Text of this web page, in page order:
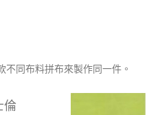
同布料拼布來製作同一件。
倫